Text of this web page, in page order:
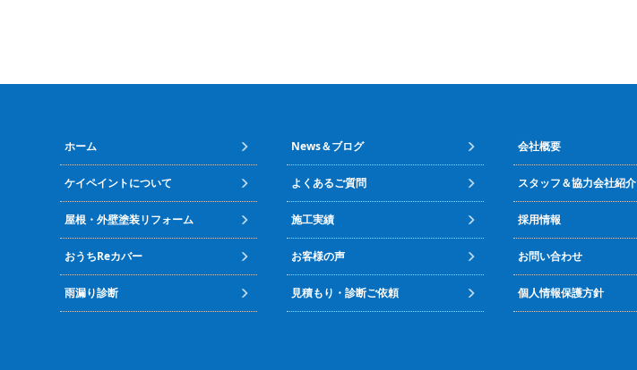
ホーム
ケイペイントについて
屋根・外壁塗装リフォーム
おうちReカバー
雨漏り診断
News＆ブログ
よくあるご質問
施工実績
お客様の声
見積もり・診断ご依頼
会社概要
スタッフ＆協力会社紹介
採用情報
お問い合わせ
個人情報保護方針